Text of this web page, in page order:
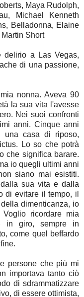
Maya Rudolph,
Michael Kenneth
Belladonna, Elaine
Short
delirio a Las Vegas,
di una passione,
nonna. Aveva 90
la sua vita l'avesse
Nei suoi confronti
anni. Cinque anni
una casa di riposo,
Lo so che potrà
che significa barare.
io quegli ultimi anni
siano mai esistiti.
sua vita e dalla
di evitare il tempo, il
dimenticanza, io
ricordare mia
in giro, sempre in
come quel beffardo
persone che più mi
importava tanto ciò
di sdrammatizzare
di essere ottimista,